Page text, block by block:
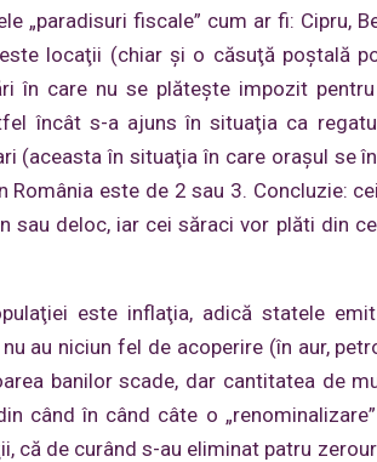
„paradisuri fiscale” cum ar fi: Cipru,
locaţii (chiar şi o căsuţă poştală
în care nu se plăteşte impozit
încât s-a ajuns în situaţia ca
(aceasta în situaţia în care oraşul se
este de 2 sau 3. Concluzie:
deloc, iar cei săraci vor plăti din
este inflaţia, adică statele
au niciun fel de acoperire (în aur,
banilor scade, dar cantitatea de
când în când câte o
de curând s-au eliminat patru